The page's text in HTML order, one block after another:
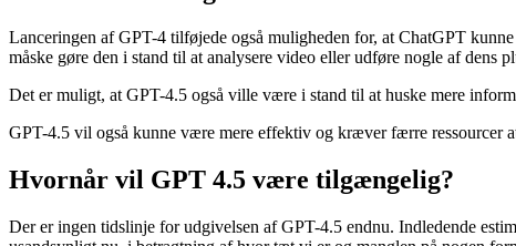
Lanceringen af ​​GPT-4 tilføjede også muligheden for, at ChatGPT
måske gøre den i stand til at analysere video eller udføre nogle af
Det er muligt, at GPT-4.5 også ville være i stand til at huske mere
GPT-4.5 vil også kunne være mere effektiv og kræver færre ressourcer
Hvornår vil GPT 4.5 være tilgængelig?
Der er ingen tidslinje for udgivelsen af ​​GPT-4.5 endnu. Indledende